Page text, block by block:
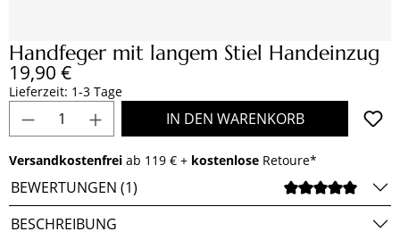
Handfeger mit langem Stiel Handeinzug
Regulärer Preis:
19,90 €
Lieferzeit: 1-3 Tage
Produkt Anzahl: Gib den gewünschten
IN DEN WARENKORB
Versandkostenfrei ab 119 € + kostenlose Retoure*
BEWERTUNGEN (1)
BESCHREIBUNG